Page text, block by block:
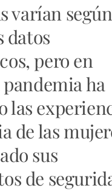
varían
datos
pero en
ha
las
de las
sus
de